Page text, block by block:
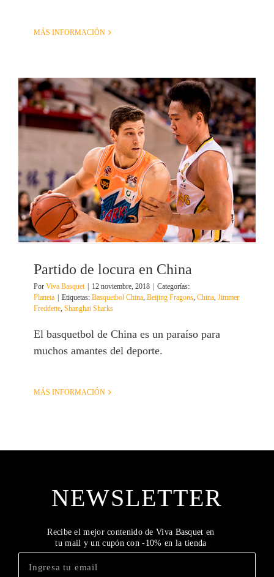
MÁS INFORMACIÓN
Partido de locura en China
Por Viva Basquet 12 noviembre, 2018
Categorías:
Planeta
Etiquetas: Basquetbol China, Beijing Fragons, China, Jimmer
Freddette, Shanghai Sharks
El basquetbol de China es un paraíso para
muchos amantes del deporte.
MÁS INFORMACIÓN
NEWSLETTER
Recibe el mejor contenido de Viva Basquet en
tu mail y un cupón con -10% en la tienda